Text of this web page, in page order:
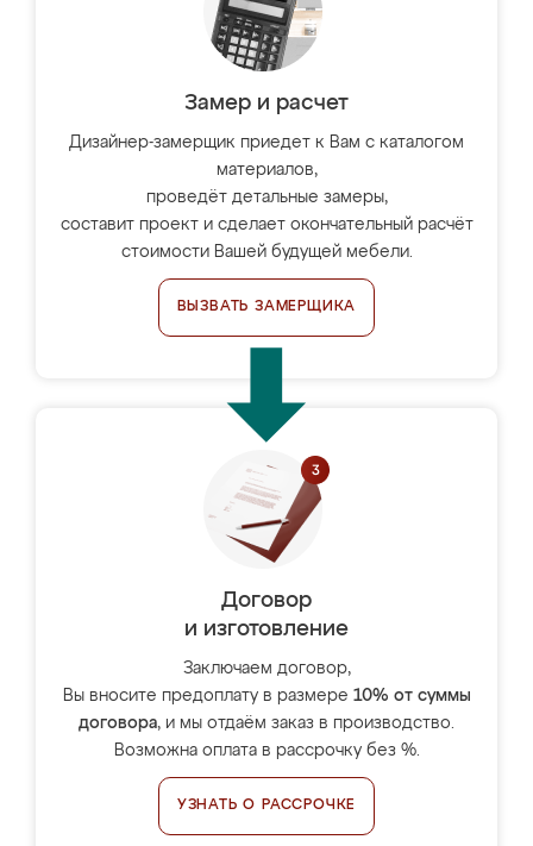
Замер и расчет
Дизайнер-замерщик приедет к Вам с каталогом
материалов,
проведёт детальные замеры,
составит проект и сделает окончательный расчёт
стоимости Вашей будущей мебели.
ВЫЗВАТЬ ЗАМЕРЩИКА
Договор
и изготовление
Заключаем договор,
Вы вносите предоплату в размере 10% от суммы
договора, и мы отдаём заказ в производство.
Возможна оплата в рассрочку без %.
УЗНАТЬ О РАССРОЧКЕ